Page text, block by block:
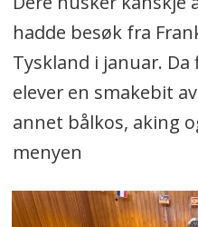
hadde besøk fra
Tyskland i januar.
elever en smakebit
annet bålkos, aking
menyen